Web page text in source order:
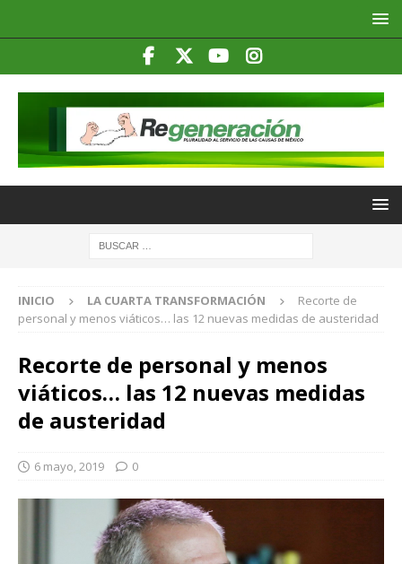
INICIO LA CUARTA TRANSFORMACIÓN
Recorte de
personal y menos viáticos… las 12 nuevas medidas de austeridad
Recorte de personal y menos
viáticos… las 12 nuevas medidas
de austeridad
6 mayo, 2019 0